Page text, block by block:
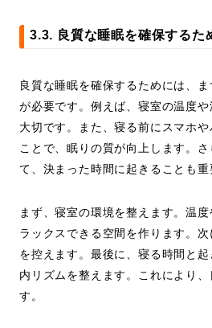
3.3. 良質な睡眠を確保するた
良質な睡眠を確保するためには、
が必要です。例えば、寝室の温度
大切です。また、寝る前にスマホ
ことで、眠りの質が向上します。
て、決まった時間に起きることも重
まず、寝室の環境を整えます。温
ラックスできる空間を作ります。
を控えます。最後に、寝る時間と
内リズムを整えます。これにより
す。